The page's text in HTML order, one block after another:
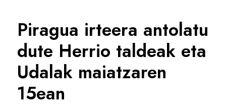
Piragua irteera antolatu
dute Herrio taldeak eta
Udalak maiatzaren
15ean